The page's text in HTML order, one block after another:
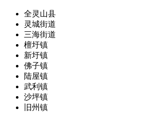
全灵山县
灵城街道
三海街道
檀圩镇
新圩镇
佛子镇
陆屋镇
武利镇
沙坪镇
旧州镇